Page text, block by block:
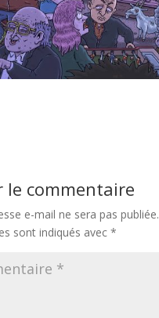
le commentaire
e-mail ne sera pas publiée.
sont indiqués avec *